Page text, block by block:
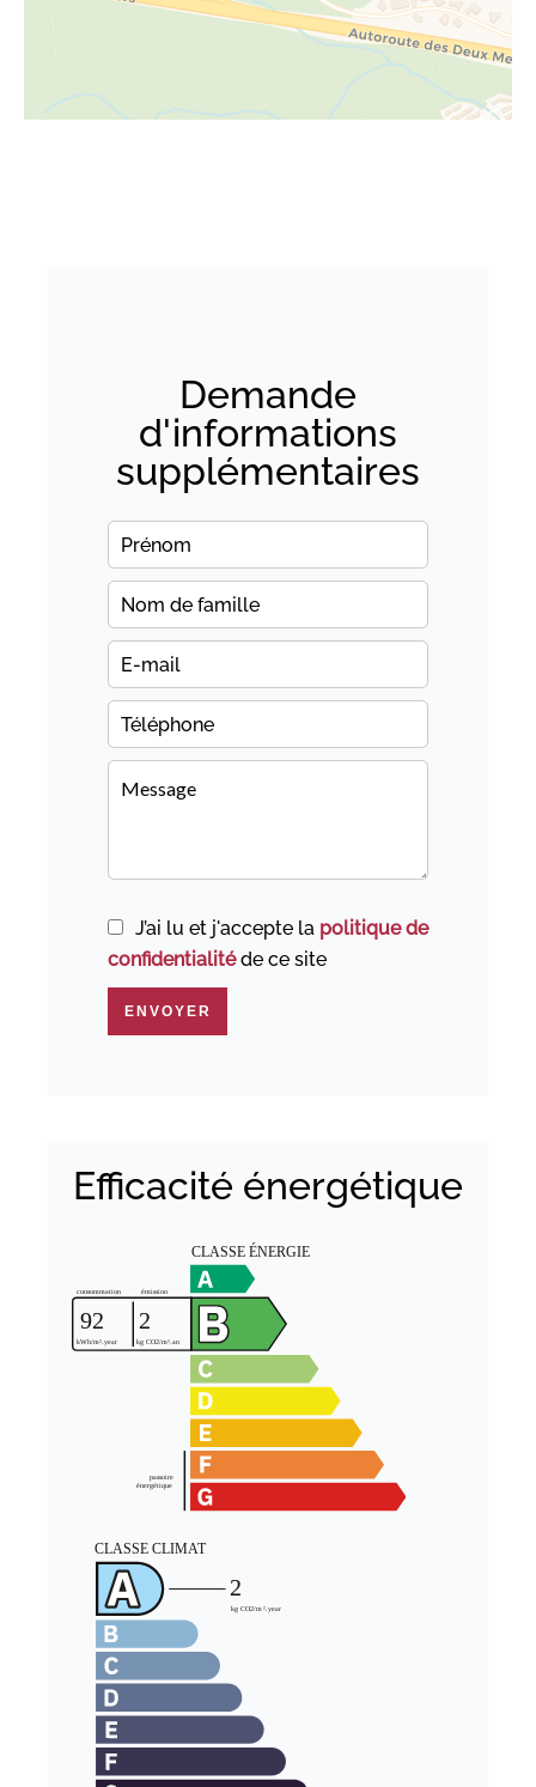
Demande
d'informations
supplémentaires
J’ai lu et j'accepte la politique de
confidentialitéde ce site
ENVOYER
Efficacité énergétique